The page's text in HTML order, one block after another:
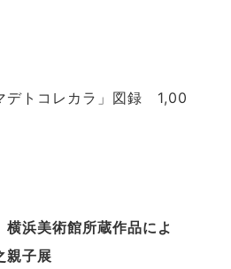
デトコレカラ」図録 1,00
浜美術館所蔵作品によ
子展